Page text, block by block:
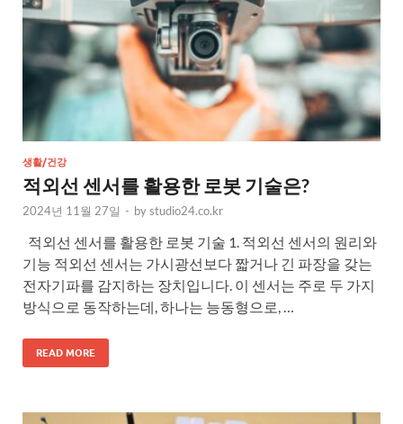
생활/건강
적외선 센서를 활용한 로봇 기술은?
2024년 11월 27일 - bystudio24.co.kr
적외선 센서를 활용한 로봇 기술 1. 적외선 센서의 원리와
기능 적외선 센서는 가시광선보다 짧거나 긴 파장을 갖는
전자기파를 감지하는 장치입니다. 이 센서는 주로 두 가지
방식으로 동작하는데, 하나는 능동형으로, …
READ MORE